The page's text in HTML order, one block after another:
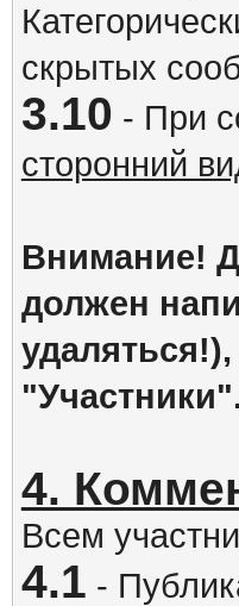
скрытых
3.10 - При
сторонний
Внимание!
должен
4.
Всем
4.1 -